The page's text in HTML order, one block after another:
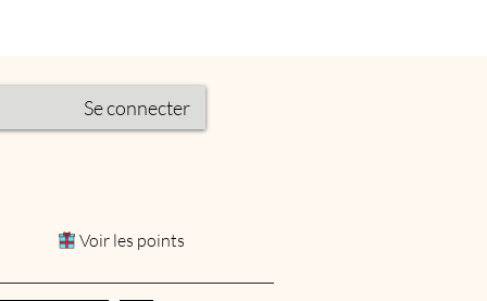
Se connecter
Voir les points